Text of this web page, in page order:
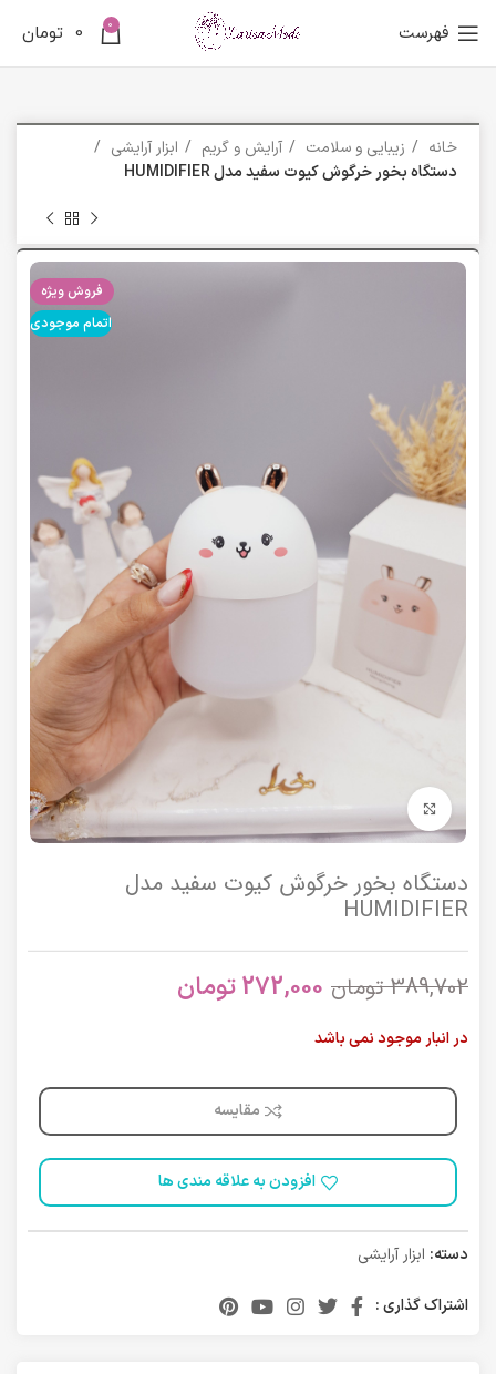
فهرست 0
0 تومان
خانه زیبایی و سلامت آرایش و گریم
ابزار آرایشی
دستگاه بخور خرگوش کیوت سفید مدل HUMIDIFIER
فروش ویژه
اتمام موجودی
دستگاه بخور خرگوش کیوت سفید مدل
HUMIDIFIER
389,702 تومان 272,000تومان
در انبار موجود نمی باشد
مقایسه
افزودن به علاقه مندی ها
دسته: ابزار آرایشی
اشتراک گذاری :